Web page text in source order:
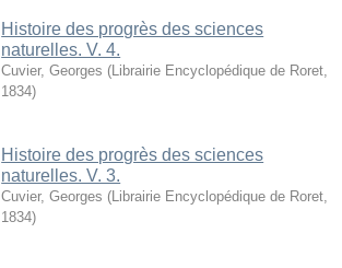
Histoire des progrès des sciences
naturelles. V. 4.
Cuvier, Georges ( Librairie Encyclopédique de Roret
1834)
Histoire des progrès des sciences
naturelles. V. 3.
Cuvier, Georges ( Librairie Encyclopédique de Roret
1834)